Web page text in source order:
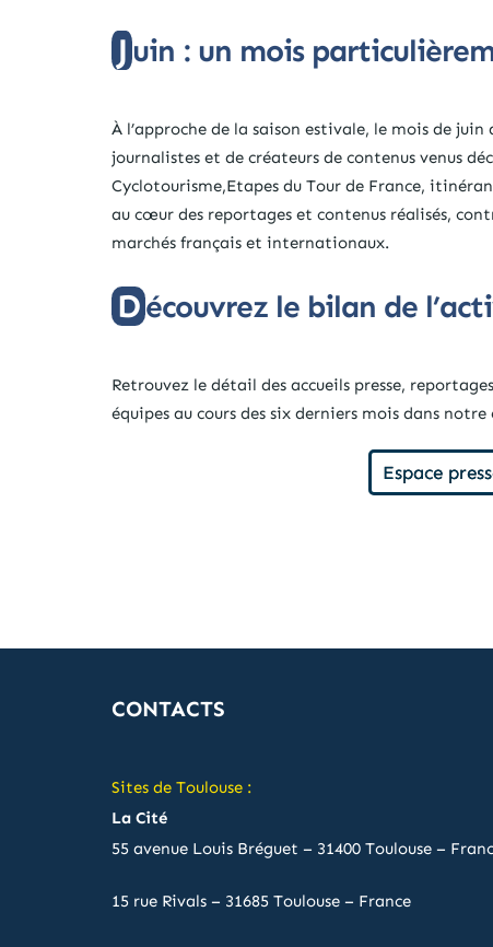
Juin : un mois
À l’approche de la saison estivale, le mois de
journalistes et de créateurs de contenus venus
Cyclotourisme,Etapes du Tour de France,
au cœur des reportages et contenus réalisés,
marchés français et internationaux.
Découvrez le bilan de
Retrouvez le détail des accueils presse,
équipes au cours des six derniers mois dans notre
Espace
CONTACTS
Sites de Toulouse :
La Cité
55 avenue Louis Bréguet – 31400 Toulouse –
15 rue Rivals – 31685 Toulouse – France